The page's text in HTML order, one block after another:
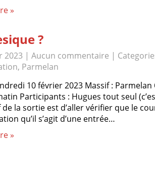
»
?
2023 | Aucun commentaire |
, Parmelan
10 février 2023 Massif :
Participants : Hugues tout seul
de la sortie est d’aller vérifier que le
qu’il s’agit d’une entrée…
»